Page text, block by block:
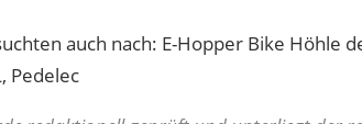
auch nach: E-Hopper Bike Höhle
Pedelec